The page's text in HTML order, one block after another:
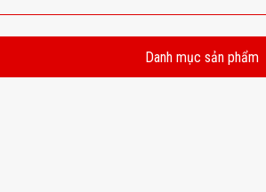
Danh mục sản phẩm